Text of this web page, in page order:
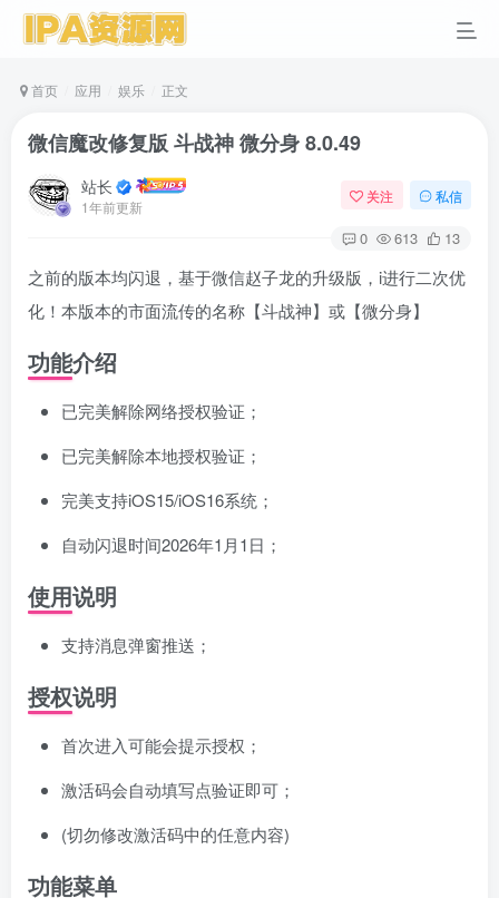
首页 应用 娱乐 正文
微信魔改修复版 斗战神 微分身 8.0.49
站长
1年前更新
关注 私信
0 613 13
之前的版本均闪退，基于微信赵子龙的升级版，i进行二次优
化！本版本的市面流传的名称【斗战神】或【微分身】
功能介绍
已完美解除网络授权验证；
已完美解除本地授权验证；
完美支持iOS15/iOS16系统；
自动闪退时间2026年1月1日；
使用说明
支持消息弹窗推送；
授权说明
首次进入可能会提示授权；
激活码会自动填写点验证即可；
(切勿修改激活码中的任意内容)
功能菜单